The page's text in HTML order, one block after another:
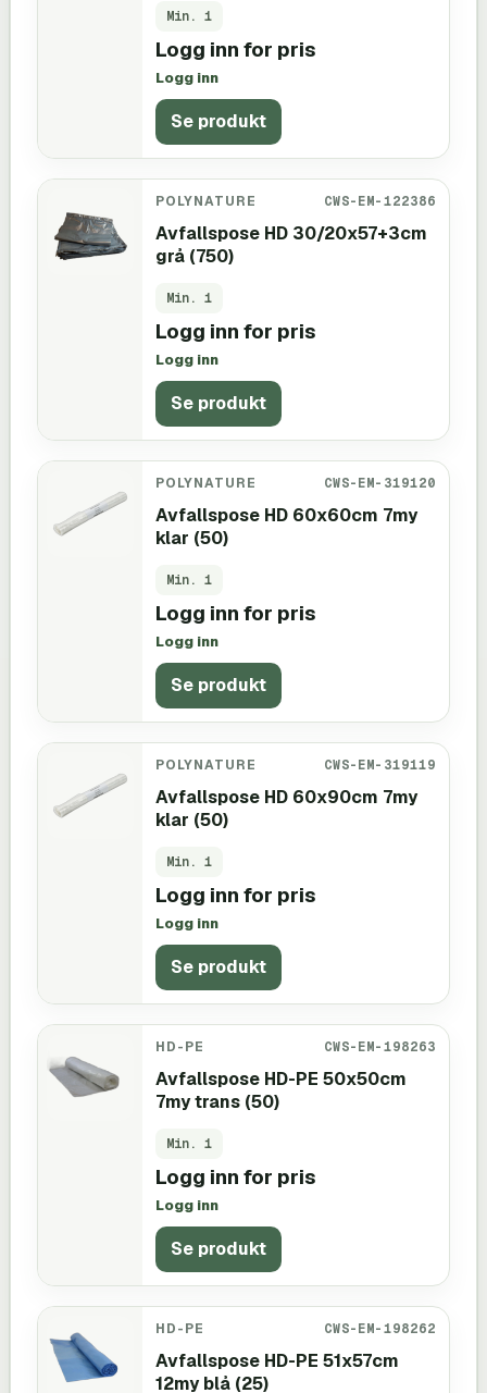
Min. 1
Logg inn for pris
Logg inn
Se produkt
POLYNATURE CWS-EM-122386
Avfallspose HD 30/20x57+3cm
grå (750)
Min. 1
Logg inn for pris
Logg inn
Se produkt
POLYNATURE CWS-EM-319120
Avfallspose HD 60x60cm 7my
klar (50)
Min. 1
Logg inn for pris
Logg inn
Se produkt
POLYNATURE CWS-EM-319119
Avfallspose HD 60x90cm 7my
klar (50)
Min. 1
Logg inn for pris
Logg inn
Se produkt
HD-PE CWS-EM-198263
Avfallspose HD-PE 50x50cm
7my trans (50)
Min. 1
Logg inn for pris
Logg inn
Se produkt
HD-PE CWS-EM-198262
Avfallspose HD-PE 51x57cm
12my blå (25)